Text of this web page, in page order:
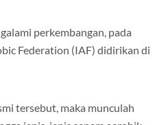
perkembangan, pada
Federation (IAF) didirikan di
tersebut, maka munculah